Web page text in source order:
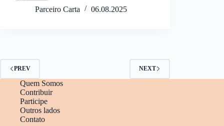
Parceiro Carta
06.08.2025
PREV NEXT
Quem Somos
Contribuir
Participe
Outros lados
Contato